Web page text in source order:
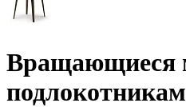
Вращающиеся